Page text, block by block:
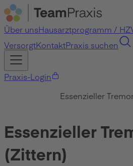
Über unsHausarztprogramm /
VersorgtKontaktPraxis suchen
Praxis-Login
Essenzieller
Essenzieller
(Zittern)